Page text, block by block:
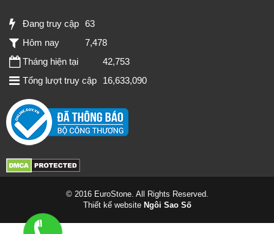
Đang truy cập 63
Hôm nay
7,478
Tháng hiện tại
42,753
Tổng lượt truy cập
16,633,090
© 2016 EuroStone. All Rights Reserved.
Thiết kế website Ngôi Sao Số